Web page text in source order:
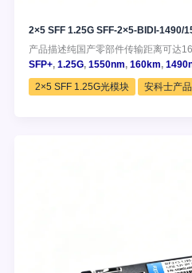
2×5 SFF 1.25G SFF-2×5-BIDI-1490/
产品描述纯国产零部件传输距离可达
SFP+,1.25G,1550nm,160km,
2×5 SFF 1.25G光模块 安科士产